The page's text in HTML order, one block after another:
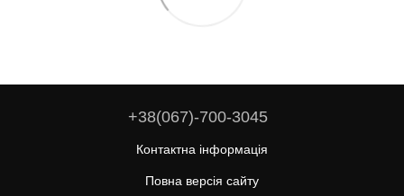
+38(067)-700-3045
Контактна інформація
Повна версія сайту